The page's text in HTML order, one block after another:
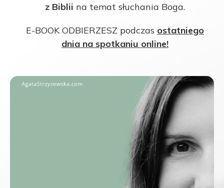
z Biblii na temat słuchania Boga.
E-BOOK ODBIERZESZ podczas ostatniego
dnia na spotkaniu online!